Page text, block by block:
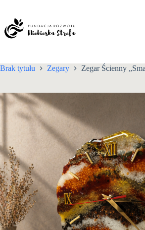
treści
Brak tytułu Zegary Zegar Ścienny